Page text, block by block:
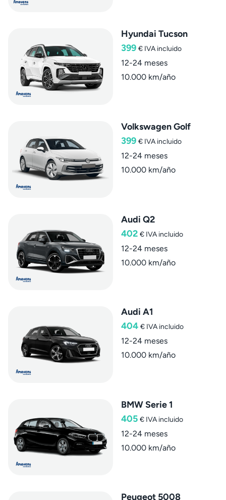
Hyundai Tucson
399 € IVA incluido
12-24 meses
10.000 km/año
Volkswagen Golf
399 € IVA incluido
12-24 meses
10.000 km/año
Audi Q2
402 € IVA incluido
12-24 meses
10.000 km/año
Audi A1
404 € IVA incluido
12-24 meses
10.000 km/año
BMW Serie 1
405 € IVA incluido
12-24 meses
10.000 km/año
Peugeot 5008